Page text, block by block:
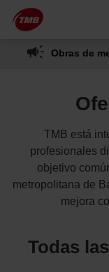
Saltar al contenido
Saltar
al
contenido
Obras de
TMB está
profesionales
objetivo
metropolitana de
mejora
Todas